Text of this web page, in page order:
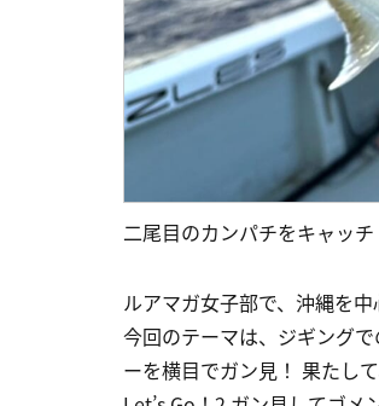
二尾目のカンパチをキャッ
ルアマガ女子部で、沖縄を
今回のテーマは、ジギング
ーを横目でガン見！ 果たし